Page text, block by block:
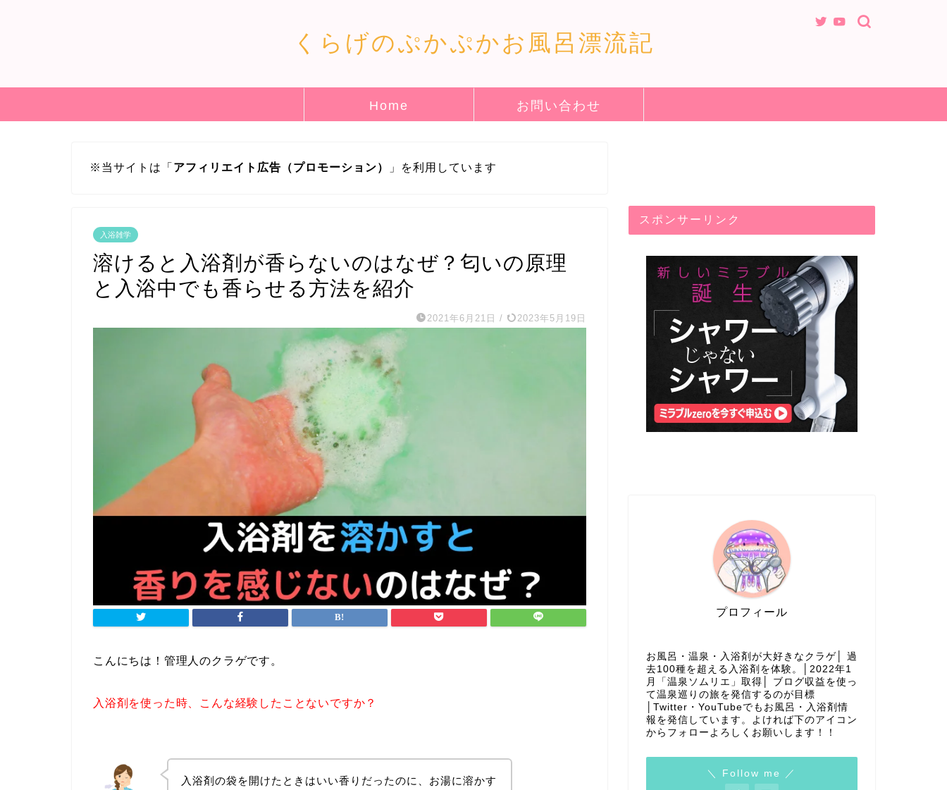
くらげのぷかぷかお風呂漂流記
Home お問い合わせ
※当サイトは「 アフィリエイト広告（プロモーション） 」を利用しています
入浴雑学
溶けると入浴剤が香らないのはなぜ？匂いの原理
と入浴中でも香らせる方法を紹介
2021年6月21日 / 2023年5月19日
こんにちは！管理人のクラゲです。
入浴剤を使った時、こんな経験したことないですか？
入浴剤の袋を開けたときはいい香りだったのに、お湯に溶かす
スポンサーリンク
プロフィール
お風呂・温泉・入浴剤が大好きなクラゲ│ 過
去100種を超える入浴剤を体験。│2022年1
月「温泉ソムリエ」取得│ ブログ収益を使っ
て温泉巡りの旅を発信するのが目標
│Twitter・YouTubeでもお風呂・入浴剤情
報を発信しています。よければ下のアイコン
からフォローよろしくお願いします！！
＼ Follow me ／